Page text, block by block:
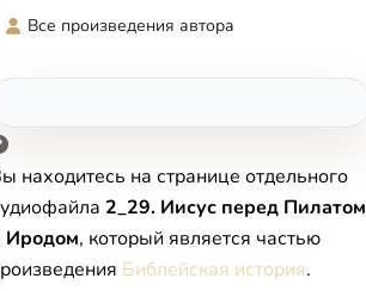
Все произведения автора
находитесь на странице отдельного
2_29. Иисус перед Пилатом
Иродом, который является частью
Библейская история.